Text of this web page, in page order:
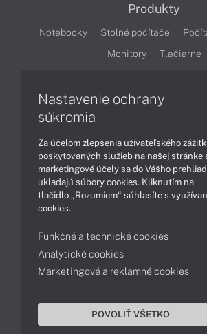
Produkty
Notebooky Stolné počítače
Monitory
Tlačiarne
Články
Obchodné informácie
Technológie
Videá
Obsah
Ako nakupovať
Možnosti
Podpora a servis
Servisné služby
Kontakty
043 4224 771
Obchodné
Nastavenie ochrany
súkromia
Za účelom zlepšenia užívateľského
poskytovaných služieb na našej stránke
marketingové účely sa do Vášho
ukladajú súbory cookies. Kliknutím na
tlačidlo „Rozumiem“ súhlasíte s
cookies.
Funkčné a technické cookies
Analytické cookies
Marketingové a reklamné cookies
POVOLIŤ VŠETKO